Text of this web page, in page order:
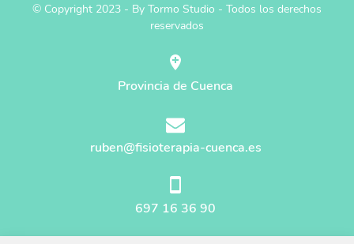
© Copyright 2023 - By Tormo Studio - Todos los derechos
reservados
Provincia de Cuenca
ruben@fisioterapia-cuenca.es
697 16 36 90